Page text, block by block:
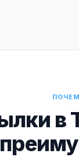
в